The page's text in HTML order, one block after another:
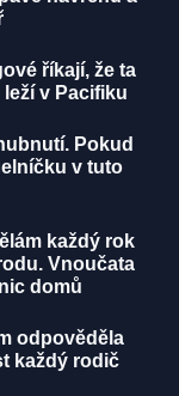
říkají, že ta
v Pacifiku
Pokud
v tuto
každý rok
Vnoučata
domů
odpověděla
každý rodič